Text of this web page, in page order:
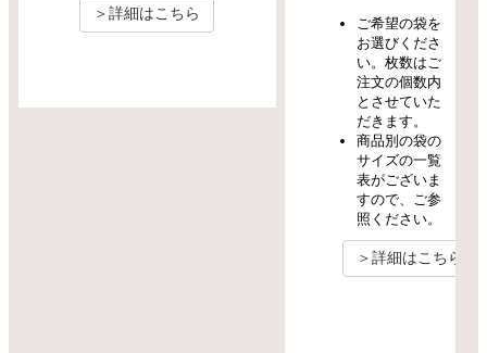
＞詳細はこちら
ご希望の袋を
お選びくださ
い。枚数はご
注文の個数内
とさせていた
だきます。
商品別の袋の
サイズの一覧
表がございま
すので、ご参
照ください。
＞詳細はこちら